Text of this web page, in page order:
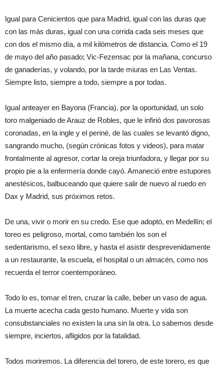
Igual para Cenicientos que para Madrid, igual con las duras que
con las más duras, igual con una corrida cada seis meses que
con dos el mismo día, a mil kilómetros de distancia. Como el 19
de mayo del año pasado; Vic-Fezensac por la mañana, concurso
de ganaderías, y volando, por la tarde miuras en Las Ventas.
Siempre listo, siempre a todo, siempre a por todas.
Igual anteayer en Bayona (Francia), por la oportunidad, un solo
toro malgeniado de Arauz de Robles, que le infirió dos pavorosas
coronadas, en la ingle y el periné, de las cuales se levantó digno,
sangrando mucho, (según crónicas fotos y videos), para matar
frontalmente al agresor, cortar la oreja triunfadora, y llegar por su
propio pie a la enfermería donde cayó. Amaneció entre estupores
anestésicos, balbuceando que quiere salir de nuevo al ruedo en
Dax y Madrid, sus próximos retos.
De una, vivir o morir en su credo. Ese que adoptó, en Medellín; el
toreo es peligroso, mortal, como también los son el
sedentarismo, el sexo libre, y hasta el asistir desprevenidamente
a un restaurante, la escuela, el hospital o un almacén, como nos
recuerda el terror coentemporáneo.
Todo lo es, tomar el tren, cruzar la calle, beber un vaso de agua.
La muerte acecha cada gesto humano. Muerte y vida son
consubstanciales no existen la una sin la otra. Lo sabemos desde
siempre, inciertos, afligidos por la fatalidad.
Todos moriremos. La diferencia del torero, de este torero, es que